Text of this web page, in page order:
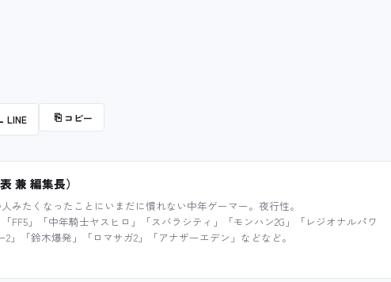
LINE ⎘ コピー
兼 編集長）
みたくなったことにいまだに慣れない中年ゲーマー。夜行性。
FF5」「中年騎士ヤスヒロ」「スバラシティ」「モンハン2G」「レジオナルパワ
」「鈴木爆発」「ロマサガ2」「アナザーエデン」などなど。